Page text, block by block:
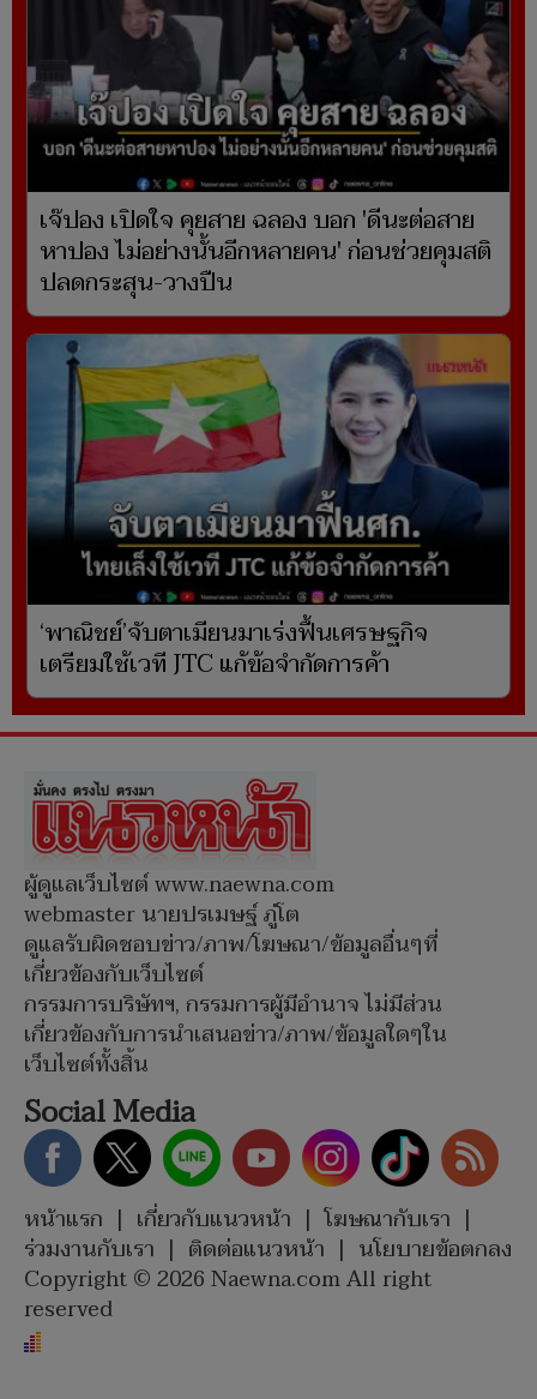
เจ๊ปอง เปิดใจ คุยสาย ฉลอง บอก 'ดีนะต่อสาย
หาปอง ไม่อย่างนั้นอีกหลายคน' ก่อนช่วยคุมสติ
ปลดกระสุน-วางปืน
‘พาณิชย์’จับตาเมียนมาเร่งฟื้นเศรษฐกิจ
เตรียมใช้เวที JTC แก้ข้อจำกัดการค้า
ผู้ดูแลเว็บไซต์ www.naewna.com
webmaster นายปรเมษฐ์ ภู่โต
ดูแลรับผิดชอบข่าว/ภาพ/โฆษณา/ข้อมูลอื่นๆที่
เกี่ยวข้องกับเว็บไซต์
กรรมการบริษัทฯ, กรรมการผู้มีอำนาจ ไม่มีส่วน
เกี่ยวข้องกับการนำเสนอข่าว/ภาพ/ข้อมูลใดๆใน
เว็บไซต์ทั้งสิ้น
Social Media
หน้าแรก | เกี่ยวกับแนวหน้า | โฆษณากับเรา |
ร่วมงานกับเรา | ติดต่อแนวหน้า | นโยบายข้อตกลง
Copyright © 2026 Naewna.com All right
reserved